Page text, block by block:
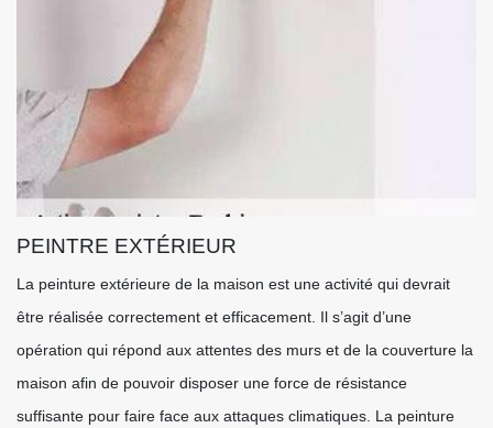
PEINTRE EXTÉRIEUR
La peinture extérieure de la maison est une activité qui devrait
être réalisée correctement et efficacement. Il s’agit d’une
opération qui répond aux attentes des murs et de la couverture la
maison afin de pouvoir disposer une force de résistance
suffisante pour faire face aux attaques climatiques. La peinture